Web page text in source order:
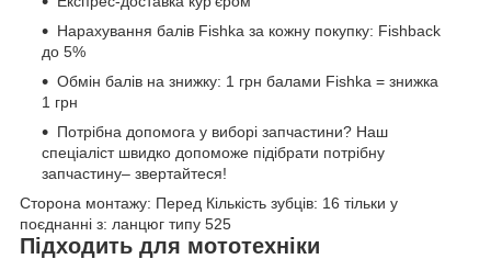
Нарахування балів Fishka за кожну покупку: Fishback
до 5%
Обмін балів на знижку: 1 грн балами Fishka = знижка
1 грн
Потрібна допомога у виборі запчастини? Наш
спеціаліст швидко допоможе підібрати потрібну
запчастину– звертайтеся!
Сторона монтажу: Перед Кількість зубців: 16 тільки у
поєднанні з: ланцюг типу 525
Підходить для мототехніки